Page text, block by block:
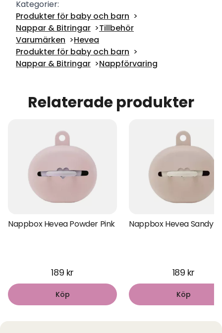
Kategorier:
Produkter för baby och barn
Nappar & Bitringar
Tillbehör
Varumärken
Hevea
Produkter för baby och barn
Nappar & Bitringar
Nappförvaring
Relaterade produkter
Nappbox Hevea Powder Pink
189 kr
Köp
Nappbox Hevea Sandy
189 kr
Köp